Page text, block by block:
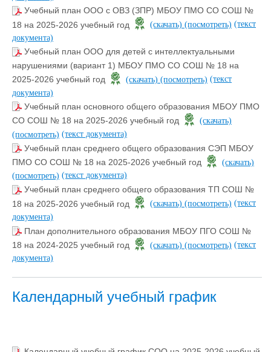
Учебный план ООО с ОВЗ (ЗПР) МБОУ ПМО СО СОШ №
18 на 2025-2026 учебный год
(скачать) (посмотреть) (текст
документа)
Учебный план ООО для детей с интеллектуальными
нарушениями (вариант 1) МБОУ ПМО СО СОШ № 18 на
2025-2026 учебный год
(скачать) (посмотреть) (текст
документа)
Учебный план основного общего образования МБОУ ПМО
СО СОШ № 18 на 2025-2026 учебный год
(скачать)
(посмотреть) (текст документа)
Учебный план среднего общего образования СЭП МБОУ
ПМО СО СОШ № 18 на 2025-2026 учебный год
(скачать)
(посмотреть) (текст документа)
Учебный план среднего общего образования ТП СОШ №
18 на 2025-2026 учебный год
(скачать) (посмотреть) (текст
документа)
План дополнительного образования МБОУ ПГО СОШ №
18 на 2024-2025 учебный год
(скачать) (посмотреть) (текст
документа)
Календарный учебный график